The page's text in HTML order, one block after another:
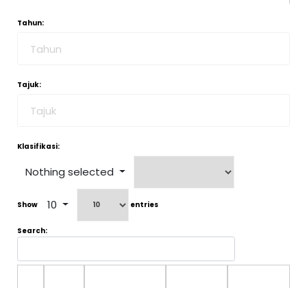
Tahun:
Tajuk:
Klasifikasi:
Nothing selected
Show 10 entries
Search: